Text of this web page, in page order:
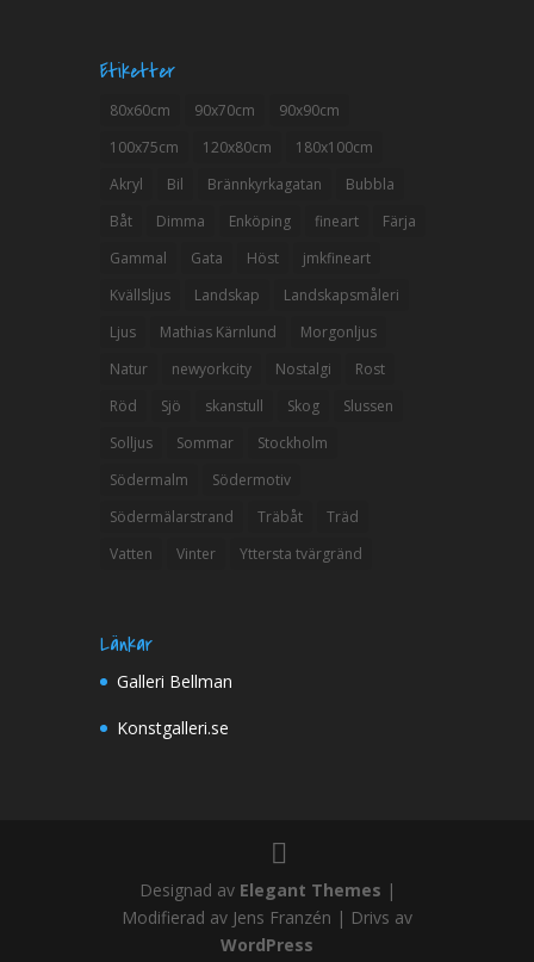
Etiketter
80x60cm 90x70cm
90x90cm
100x75cm
120x80cm
180x100cm
Akryl
Bil Brännkyrkagatan
Bubbla
Båt
Dimma Enköping fineart
Färja
Gammal
Gata Höst
jmkfineart
Kvällsljus
Landskap
Landskapsmåleri
Ljus
Mathias Kärnlund
Morgonljus
Natur
newyorkcity Nostalgi
Rost
Röd
Sjö skanstull Skog
Slussen
Solljus
Sommar
Stockholm
Södermalm
Södermotiv
Södermälarstrand
Träbåt
Träd
Vatten
Vinter Yttersta tvärgränd
Länkar
Galleri Bellman
Konstgalleri.se
Designad av Elegant Themes |
Modifierad av Jens Franzén | Drivs av
WordPress